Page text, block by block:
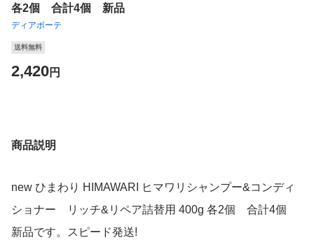
各2個 合計4個 新品
ディアボーテ
送料無料
2,420円
商品説明
new ひまわり HIMAWARI ヒマワリシャンプー&コンディ
ショナー リッチ&リペア詰替用 400g 各2個 合計4個
新品です。スピード発送!